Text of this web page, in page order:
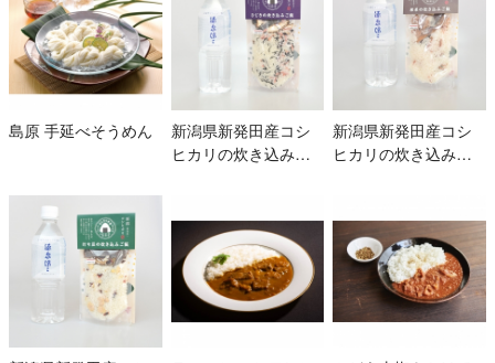
島原 手延べそうめん
新潟県新発田産コシ
ヒカリの炊き込みご
新潟県新発田産コシ
ヒカリの炊き込みご